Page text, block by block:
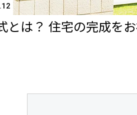
とは？ 住宅の完成を